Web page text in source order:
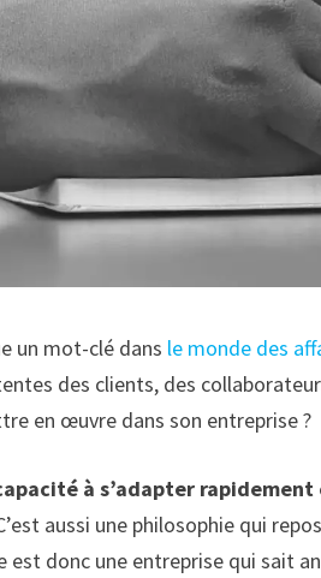
un mot-clé dans le monde des
des clients, des
en œuvre dans son entreprise ?
à s’adapter
aussi une philosophie qui
est donc une entreprise qui sait